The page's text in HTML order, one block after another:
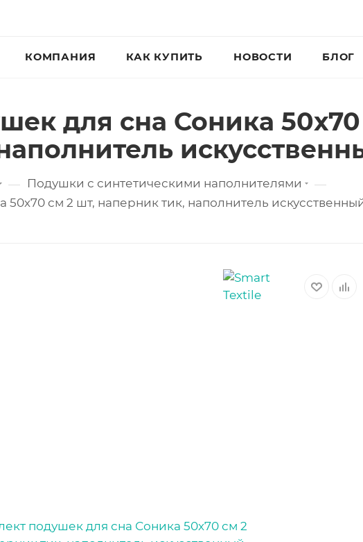
КОМПАНИЯ КАК КУПИТЬ НОВОСТИ БЛОГ
для сна Соника
— Подушки с синтетическими наполнителями
—
50х70 см 2 шт, наперник тик, наполнитель